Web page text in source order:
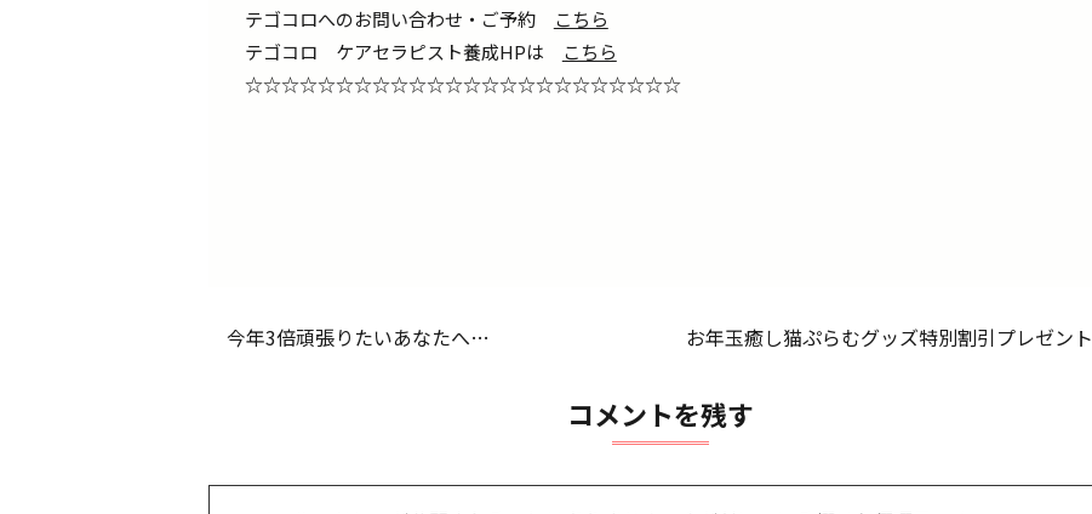
テゴコロへのお問い合わせ・ご予約
こちら
テゴコロ ケアセラピスト養成HPは
こちら
☆☆☆☆☆☆☆☆☆☆☆☆☆☆☆☆☆☆☆☆☆☆☆☆
今年3倍頑張りたいあなたへ… お年玉癒し猫ぷらむグッズ特別割引プレゼント
コメントを残す